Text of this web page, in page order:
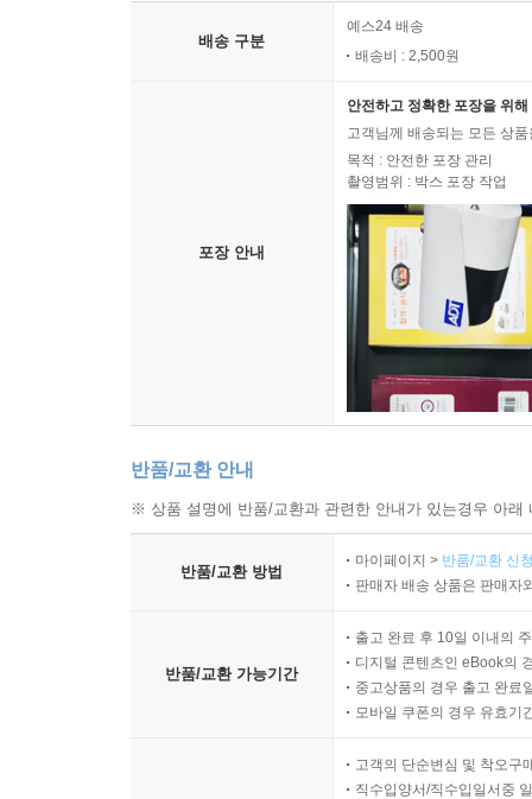
배송 구분
예스24 배송
배송비 : 2,500원
포장 안내
안전하고 정확한 포장을 위
고객님께 배송되는 모든 상
목적 : 안전한 포장 관리
촬영범위 : 박스 포장 작업
반품/교환 안내
※ 상품 설명에 반품/교환과 관련한 안내가 있는경우 아
반품/교환 방법
마이페이지 > 반품/교환 신
판매자 배송 상품은 판매자
반품/교환 가능기간
출고 완료 후 10일 이내의
디지털 콘텐츠인 eBook의
중고상품의 경우 출고 완료
모바일 쿠폰의 경우 유효기
고객의 단순변심 및 착오구
직수입양서/직수입일서중